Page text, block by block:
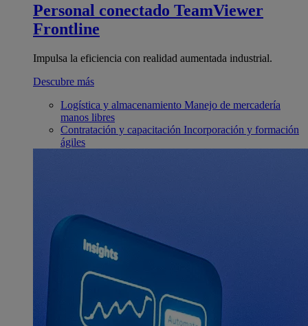
Personal conectado TeamViewer
Frontline
Impulsa la eficiencia con realidad aumentada industrial.
Descubre más
Logística y almacenamiento Manejo de mercadería
manos libres
Contratación y capacitación Incorporación y formación
ágiles